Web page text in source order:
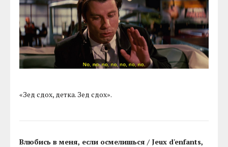
«Зед сдох, детка. Зед сдох».
Влюбись в меня, если осмелишься / Jeux d'enfants,